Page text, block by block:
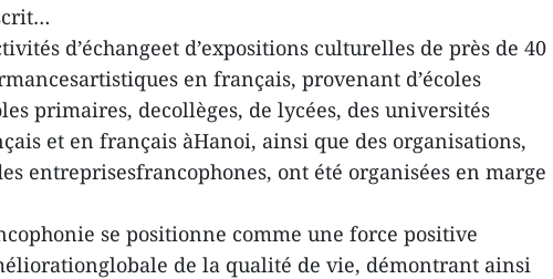
d’échangeet d’expositions culturelles de près de 40
en français, provenant d’écoles
primaires, decollèges, de lycées, des universités
et en français àHanoi, ainsi que des organisations,
entreprisesfrancophones, ont été organisées en marge
se positionne comme une force positive
de la qualité de vie, démontrant ainsi